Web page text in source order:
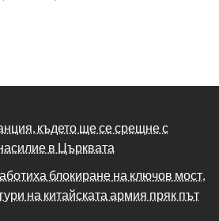
където ще се срещне с
в Църквата
блокиране на ключов мост,
на китайската армия пряк път